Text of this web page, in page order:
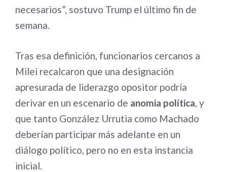
necesarios”, sostuvo Trump el último fin de
semana.
Tras esa definición, funcionarios cercanos a
Milei recalcaron que una designación
apresurada de liderazgo opositor podría
derivar en un escenario de anomia política , y
que tanto González Urrutia como Machado
deberían participar más adelante en un
diálogo político, pero no en esta instancia
inicial.